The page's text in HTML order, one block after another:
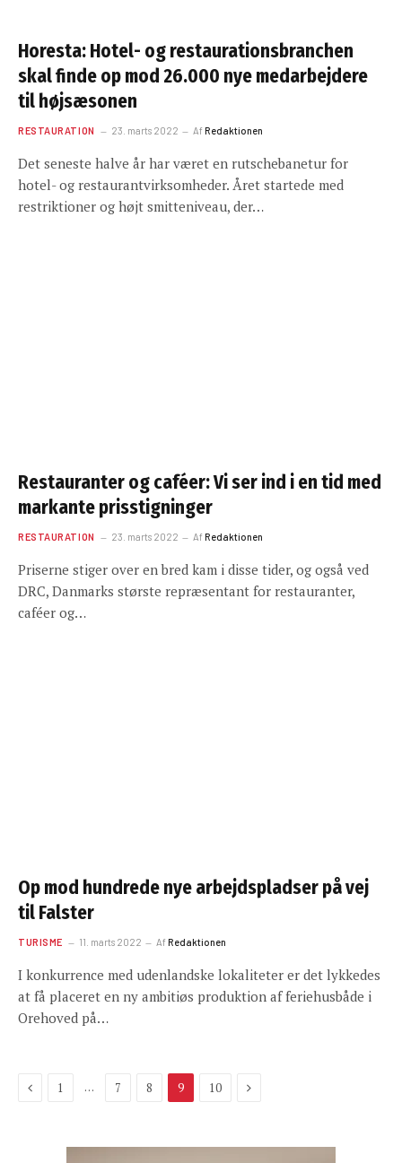
Horesta: Hotel- og restaurationsbranchen
skal finde op mod 26.000 nye medarbejdere
til højsæsonen
RESTAURATION 23. marts 2022 AfRedaktionen
Det seneste halve år har været en rutschebanetur for
hotel- og restaurantvirksomheder. Året startede med
restriktioner og højt smitteniveau, der…
Restauranter og caféer: Vi ser ind i en tid med
markante prisstigninger
RESTAURATION 23. marts 2022 AfRedaktionen
Priserne stiger over en bred kam i disse tider, og også ved
DRC, Danmarks største repræsentant for restauranter,
caféer og…
Op mod hundrede nye arbejdspladser på vej
til Falster
TURISME 11. marts 2022 AfRedaktionen
I konkurrence med udenlandske lokaliteter er det lykkedes
at få placeret en ny ambitiøs produktion af feriehusbåde i
Orehoved på…
Previous
1 … 7 8 9 10 Next